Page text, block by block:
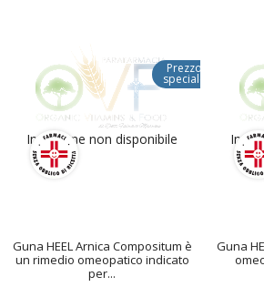
Immagine non disponibile
Prezzo
speciale
Guna HEEL Arnica Compositum è
un rimedio omeopatico indicato
per...
Guna